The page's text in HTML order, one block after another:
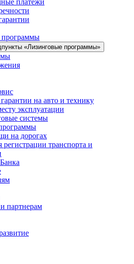
платежи
«Лизинговые программы»
на авто и технику
эксплуатации
системы
на дорогах
регистрации транспорта и
партнерам